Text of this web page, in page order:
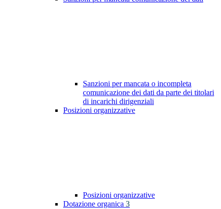
Sanzioni per mancata o incompleta
comunicazione dei dati da parte dei titolari
di incarichi dirigenziali
Posizioni organizzative
Posizioni organizzative
Dotazione organica 3